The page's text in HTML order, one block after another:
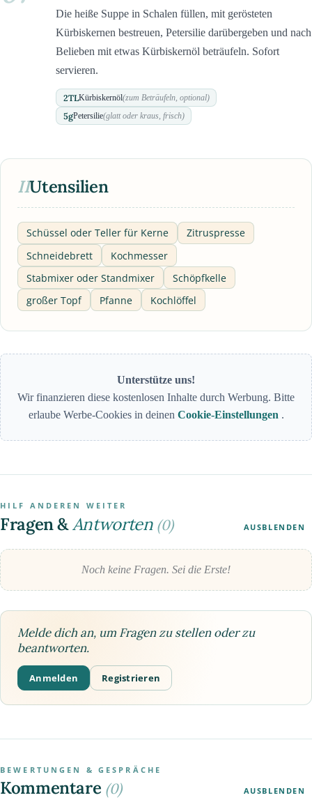
Die heiße Suppe in Schalen füllen, mit gerösteten
Kürbiskernen bestreuen, Petersilie darübergeben und nach
Belieben mit etwas Kürbiskernöl beträufeln. Sofort
servieren.
2TLKürbiskernöl(zum Beträufeln, optional)
5gPetersilie(glatt oder kraus, frisch)
IIUtensilien
Schüssel oder Teller für Kerne
Zitruspresse
Schneidebrett
Kochmesser
Stabmixer oder Standmixer
Schöpfkelle
großer Topf
Pfanne Kochlöffel
Unterstütze uns!
Wir finanzieren diese kostenlosen Inhalte durch Werbung. Bitte
erlaube Werbe-Cookies in deinen Cookie-Einstellungen .
HILF ANDEREN WEITER
Fragen &Antworten (0) AUSBLENDEN
Noch keine Fragen. Sei die Erste!
Melde dich an, um Fragen zu stellen oder zu
beantworten.
Anmelden Registrieren
BEWERTUNGEN & GESPRÄCHE
Kommentare (0) AUSBLENDEN